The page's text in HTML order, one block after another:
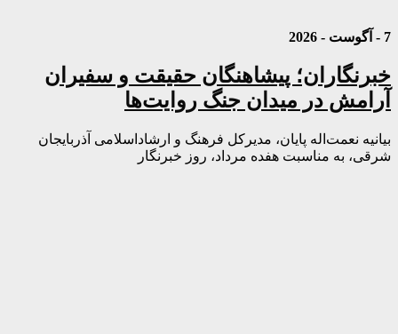
7 - آگوست - 2026
خبرنگاران؛ پیشاهنگان حقیقت و سفیران
آرامش در میدان جنگ روایت‌ها
بیانیه نعمت‌اله پایان، مدیرکل فرهنگ و ارشاداسلامی آذربایجان
شرقی، به مناسبت هفده مرداد، روز خبرنگار